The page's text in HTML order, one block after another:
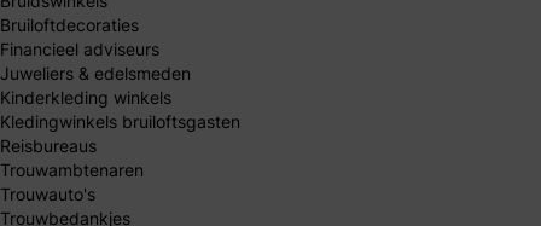
Bruiloftdecoraties
Financieel adviseurs
Juweliers & edelsmeden
Kinderkleding winkels
Kledingwinkels bruiloftsgasten
Reisbureaus
Trouwambtenaren
Trouwauto's
Trouwbedankjes